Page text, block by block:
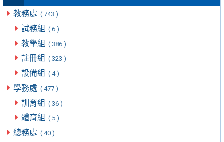
教務處 ( 743 )
試務組 ( 6 )
教學組 ( 386 )
註冊組 ( 323 )
設備組 ( 4 )
學務處 ( 477 )
訓育組 ( 36 )
體育組 ( 5 )
總務處 ( 40 )